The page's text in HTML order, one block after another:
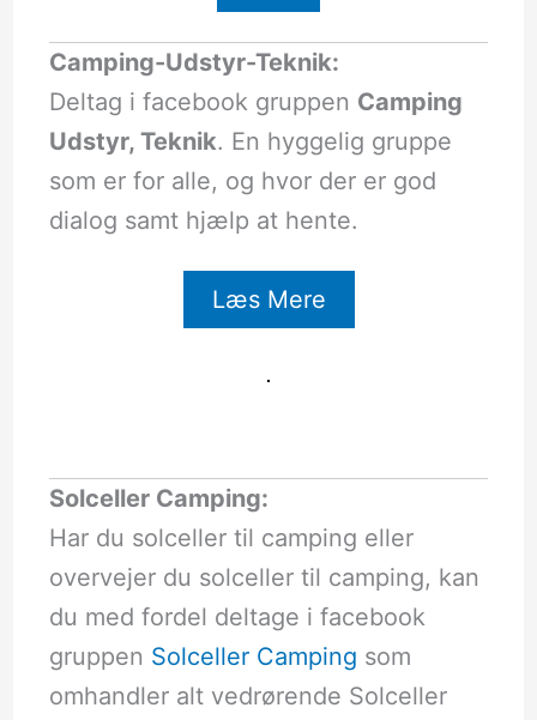
Camping-Udstyr-Teknik:
Deltag i facebook gruppen Camping
Udstyr, Teknik. En hyggelig gruppe
som er for alle, og hvor der er god
dialog samt hjælp at hente.
Læs Mere
Solceller Camping:
Har du solceller til camping eller
overvejer du solceller til camping, kan
du med fordel deltage i facebook
gruppen Solceller Camping som
omhandler alt vedrørende Solceller